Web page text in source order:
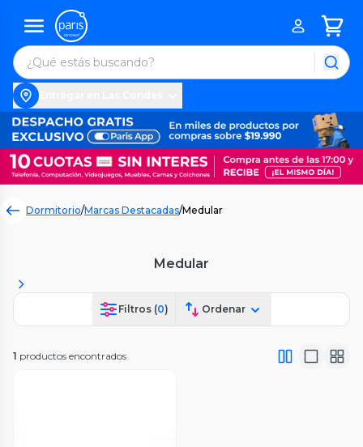
Dormitorio/Marcas Destacadas/Medular
Medular
Filtros (0) Ordenar
1 productos encontrados